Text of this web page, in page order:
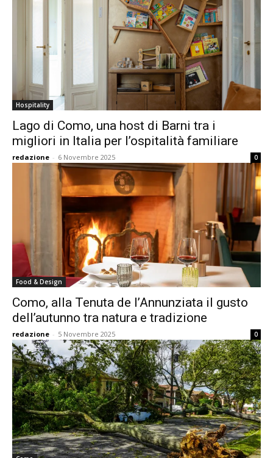
Hospitality
Lago di Como, una host di Barni tra i
migliori in Italia per l’ospitalità familiare
redazione - 6 Novembre 2025 0
Food & Design
Como, alla Tenuta de l’Annunziata il gusto
dell’autunno tra natura e tradizione
redazione - 5 Novembre 2025 0